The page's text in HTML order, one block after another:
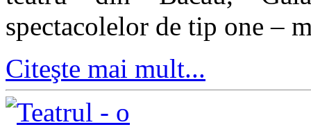
spectacolelor de tip one –
Citeşte mai mult...